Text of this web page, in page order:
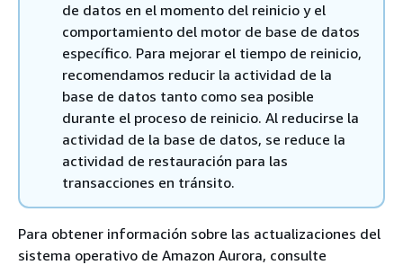
de datos en el momento del reinicio y el
comportamiento del motor de base de datos
específico. Para mejorar el tiempo de reinicio,
recomendamos reducir la actividad de la
base de datos tanto como sea posible
durante el proceso de reinicio. Al reducirse la
actividad de la base de datos, se reduce la
actividad de restauración para las
transacciones en tránsito.
Para obtener información sobre las actualizaciones del
sistema operativo de Amazon Aurora, consulte